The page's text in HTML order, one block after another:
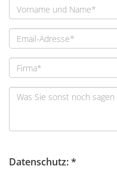
Datenschutz: *